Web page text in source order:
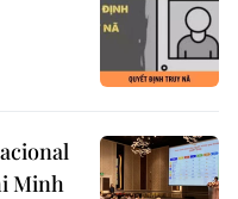
Minh